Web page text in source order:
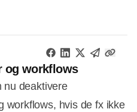
og workflows
nu deaktivere
workflows, hvis de fx ikke